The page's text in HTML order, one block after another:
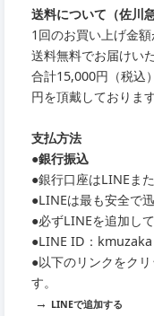
送料について（佐川
1回のお買い上げ金
送料無料でお届けい
合計15,000円（税込
円を頂戴しております
支払方法
●銀行振込
●銀行口座はLINEま
●LINEは最も安全で
●必ずLINEを追加して
●LINE ID：kmuzaka
●以下のリンクをク
す。
→ LINEで追加する